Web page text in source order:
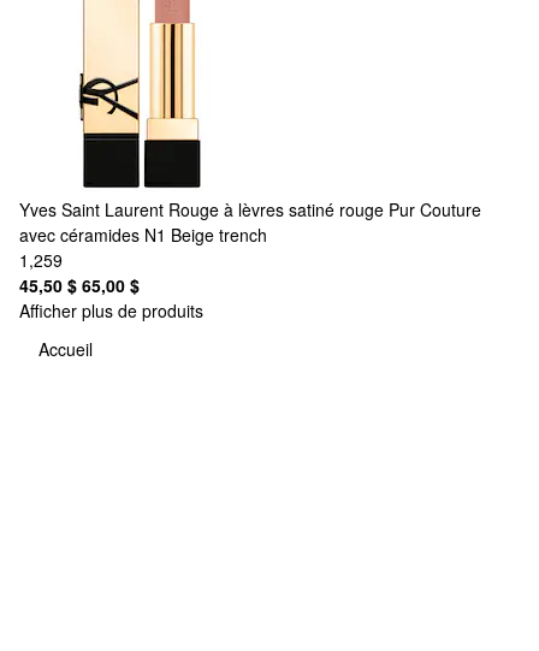
Yves Saint Laurent Rouge à lèvres satiné rouge Pur Couture
avec céramides N1 Beige trench
1,259
45,50 $ 65,00 $
Afficher plus de produits
Accueil